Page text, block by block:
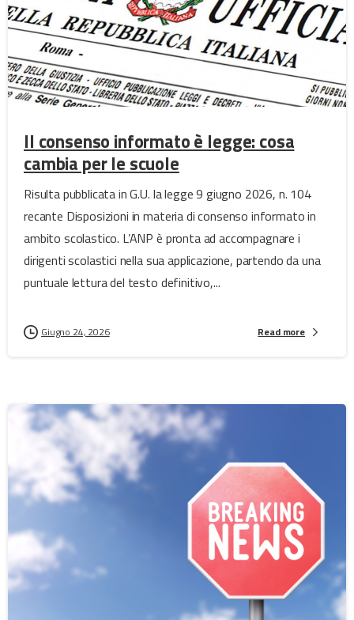
Il consenso informato è legge: cosa
cambia per le scuole
Risulta pubblicata in G.U. la legge 9 giugno 2026, n. 104
recante Disposizioni in materia di consenso informato in
ambito scolastico. L’ANP è pronta ad accompagnare i
dirigenti scolastici nella sua applicazione, partendo da una
puntuale lettura del testo definitivo,...
Giugno 24, 2026 Read more